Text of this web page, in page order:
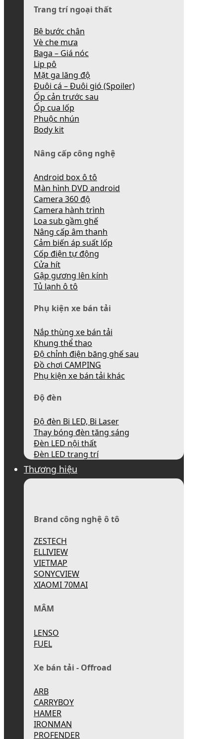
Trang trí ngoại thất
Bệ bước chân
Vè che mưa
Baga – Giá nóc
Lip pô
Mặt ga lăng độ
Đuôi cá – Đuôi gió (Spoiler)
Ốp cản trước sau
Ốp cua lốp
Phuộc nhún
Body kit
Nâng cấp công nghệ
Android box ô tô
Màn hình DVD android
Camera 360 độ
Camera hành trình
Loa sub gầm ghế
Nâng cấp âm thanh
Cảm biến áp suất lốp
Cốp điện tự động
Cửa hít
Gập gương lên kính
Tủ lạnh ô tô
Phụ kiện xe bán tải
Nắp thùng xe bán tải
Khung thể thao
Độ chỉnh điện băng ghế sau
Đồ chơi CAMPING
Phụ kiện xe bán tải khác
Độ đèn
Độ đèn Bi LED, Bi Laser
Thay bóng đèn tăng sáng
Đèn LED nội thất
Đèn LED trang trí
Thương hiệu
Brand công nghệ ô tô
ZESTECH
ELLIVIEW
VIETMAP
SONYCVIEW
XIAOMI 70MAI
MÂM
LENSO
FUEL
Xe bán tải - Offroad
ARB
CARRYBOY
HAMER
IRONMAN
PROFENDER